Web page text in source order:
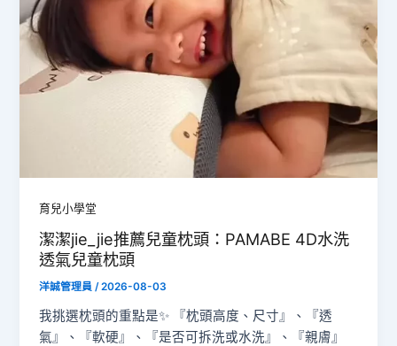
育兒小學堂
潔潔jie_jie推薦兒童枕頭：PAMABE 4D水洗
透氣兒童枕頭
洋誠管理員/2026-08-03
我挑選枕頭的重點是✨ 『枕頭高度、尺寸』、『透
氣』、『軟硬』、『是否可拆洗或水洗』、『親膚』